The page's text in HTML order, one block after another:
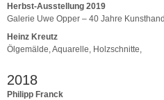
Herbst-Ausstellung 2019
Galerie Uwe Opper – 40 Jahre
Heinz Kreutz
Ölgemälde, Aquarelle, Holzschnitte,
2018
Philipp Franck